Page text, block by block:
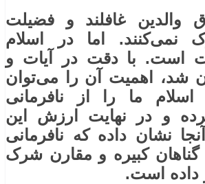
والدین غافلند و فضیلت
نمی‌کنند. اما در اسلام
است. با دقت در آیات و
شد، اهمیت آن را می‌توان
ما را از نافرمانی
و در نهایت ارزش این
نشان داده که نافرمانی
گناهان کبیره و مقارن شرک
داده است.